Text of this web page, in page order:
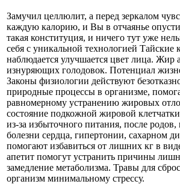
Замучил целлюлит, а перед зеркалом
каждую калорию, и Вы в отчаянье
такая конституция, и ничего тут уже
себя с уникальной технологией Тайские
наблюдается улучшается цвет лица. Жир
изнуряющих голодовок. Потенциал
Законы физиологии действуют
природные процессы в организме,
равномерному устранению жировых
состояние подкожной жировой
из-за избыточного питания, после
болезни сердца, гипертонии, сахарном
помогают избавиться от лишних кг в
апетит помогут устранить причины
замедление метаболизма. Травы для
организм минимальному стрессу.